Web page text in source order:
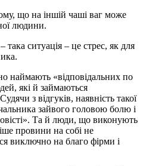
що на іншій чаші ваг може
людини.
така ситуація – це стрес, як для
наймають «відповідальних по
які й займаються
з відгуків, наявність такої
зайвого головою болю і
Та й люди, що виконують
провини на собі не
виключно на благо фірми і